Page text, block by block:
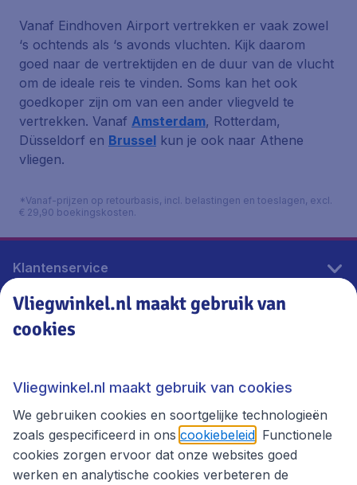
Vanaf Eindhoven Airport vertrekken er vaak zowel
‘s ochtends als ‘s avonds vluchten. Kijk daarom
goed naar de vertrektijden en de duur van de vlucht
om de ideale reis te vinden. Soms kan het ook
goedkoper zijn om van een ander vliegveld te
vertrekken. Vanaf Amsterdam, Rotterdam,
Düsseldorf en Brussel kun je ook naar Athene
vliegen.
*Vanaf-prijzen op retourbasis, incl. belastingen en toeslagen, excl.
€ 29,90 boekingskosten.
Klantenservice
Vliegwinkel.nl
Thema's
Vliegwinkel.nl maakt gebruik van
cookies
Vliegwinkel.nl maakt gebruik van cookies
We gebruiken cookies en soortgelijke technologieën
zoals gespecificeerd in ons cookiebeleid . Functionele
cookies zorgen ervoor dat onze websites goed
werken en analytische cookies verbeteren de